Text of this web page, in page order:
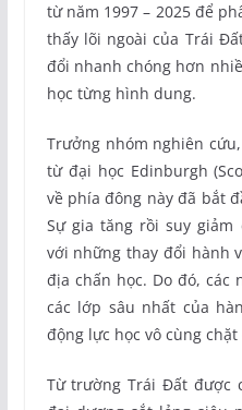
từ năm 1997 – 2025 để
thấy lõi ngoài của Trái
đổi nhanh chóng hơn
học từng hình dung.
Trưởng nhóm nghiên
từ đại học Edinburgh
về phía đông này đã bắt
Sự gia tăng rồi suy
với những thay đổi hành
địa chấn học. Do đó, các
các lớp sâu nhất của
động lực học vô cùng chặt
Từ trường Trái Đất được